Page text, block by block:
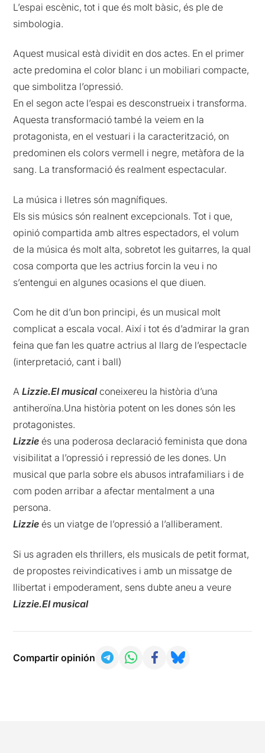
L’espai escènic, tot i que és molt bàsic, és ple de
simbologia.
Aquest musical està dividit en dos actes. En el primer
acte predomina el color blanc i un mobiliari compacte,
que simbolitza l’opressió.
En el segon acte l’espai es desconstrueix i transforma.
Aquesta transformació també la veiem en la
protagonista, en el vestuari i la caracterització, on
predominen els colors vermell i negre, metàfora de la
sang. La transformació és realment espectacular.
La música i lletres són magnífiques.
Els sis músics són realnent excepcionals. Tot i que,
opinió compartida amb altres espectadors, el volum
de la música és molt alta, sobretot les guitarres, la qual
cosa comporta que les actrius forcin la veu i no
s’entengui en algunes ocasions el que diuen.
Com he dit d’un bon principi, és un musical molt
complicat a escala vocal. Així i tot és d’admirar la gran
feina que fan les quatre actrius al llarg de l’espectacle
(interpretació, cant i ball)
ALizzie.El musicalconeixereu la història d’una
antiheroïna.Una història potent on les dones són les
protagonistes.
Lizzie és una poderosa declaració feminista que dona
visibilitat a l’opressió i repressió de les dones. Un
musical que parla sobre els abusos intrafamiliars i de
com poden arribar a afectar mentalment a una
persona.
Lizzie és un viatge de l’opressió a l’alliberament.
Si us agraden els thrillers, els musicals de petit format,
de propostes reivindicatives i amb un missatge de
llibertat i empoderament, sens dubte aneu a veure
Lizzie.El musical
Compartir opinión